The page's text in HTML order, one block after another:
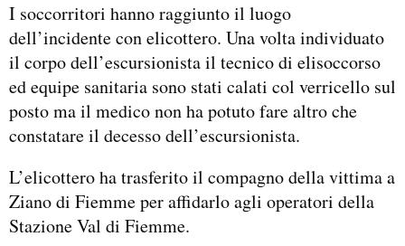
I soccorritori hanno raggiunto il luogo
dell’incidente con elicottero. Una volta individuato
il corpo dell’escursionista il tecnico di elisoccorso
ed equipe sanitaria sono stati calati col verricello sul
posto ma il medico non ha potuto fare altro che
constatare il decesso dell’escursionista.
L’elicottero ha trasferito il compagno della vittima a
Ziano di Fiemme per affidarlo agli operatori della
Stazione Val di Fiemme.